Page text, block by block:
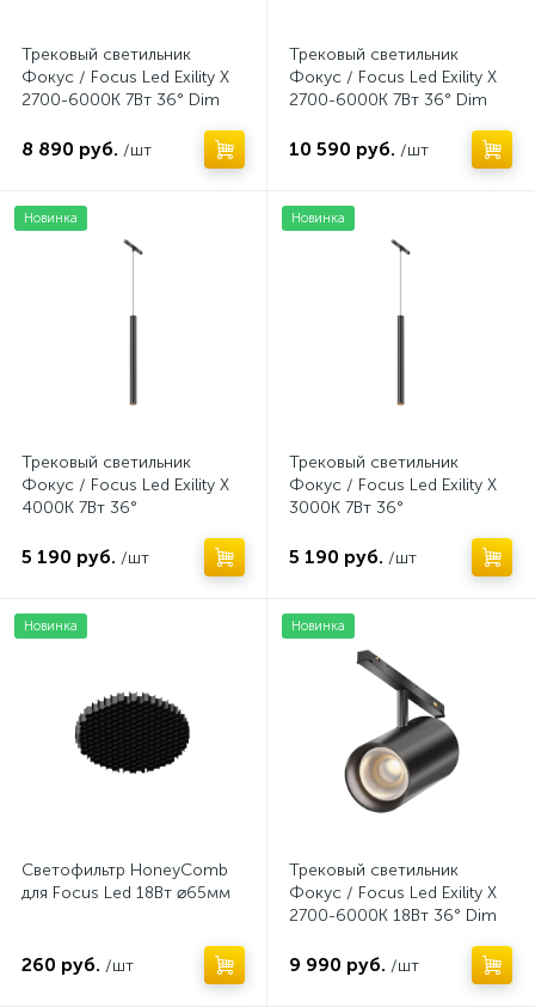
Трековый светильник
Фокус / Focus Led Exility X
2700-6000K 7Вт 36° Dim
8 890 руб. /шт
Трековый светильник
Фокус / Focus Led Exility X
2700-6000K 7Вт 36° Dim
10 590 руб. /шт
Новинка
Трековый светильник
Фокус / Focus Led Exility X
4000K 7Вт 36°
5 190 руб. /шт
Новинка
Трековый светильник
Фокус / Focus Led Exility X
3000K 7Вт 36°
5 190 руб. /шт
Новинка
Светофильтр HoneyComb
для Focus Led 18Вт ⌀65мм
260 руб. /шт
Новинка
Трековый светильник
Фокус / Focus Led Exility X
2700-6000K 18Вт 36° Dim
9 990 руб. /шт